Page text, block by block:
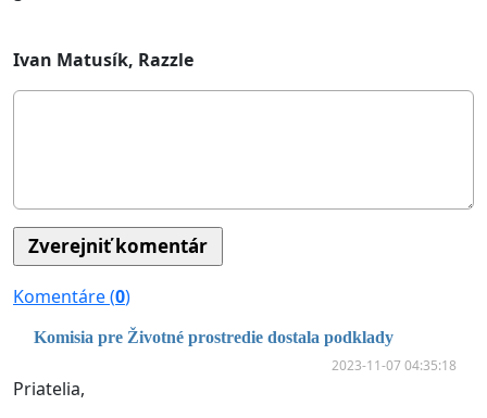
Ivan Matusík, Razzle
Komentáre (0)
Komisia pre Životné prostredie dostala podklady
2023-11-07 04:35:18
Priatelia,